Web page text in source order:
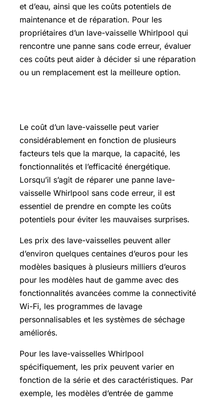
et d’eau, ainsi que les coûts potentiels de
maintenance et de réparation. Pour les
propriétaires d’un lave-vaisselle Whirlpool qui
rencontre une panne sans code erreur, évaluer
ces coûts peut aider à décider si une réparation
ou un remplacement est la meilleure option.
Le coût d’un lave-vaisselle peut varier
considérablement en fonction de plusieurs
facteurs tels que la marque, la capacité, les
fonctionnalités et l’efficacité énergétique.
Lorsqu’il s’agit de réparer une panne lave-
vaisselle Whirlpool sans code erreur, il est
essentiel de prendre en compte les coûts
potentiels pour éviter les mauvaises surprises.
Les prix des lave-vaisselles peuvent aller
d’environ quelques centaines d’euros pour les
modèles basiques à plusieurs milliers d’euros
pour les modèles haut de gamme avec des
fonctionnalités avancées comme la connectivité
Wi-Fi, les programmes de lavage
personnalisables et les systèmes de séchage
améliorés.
Pour les lave-vaisselles Whirlpool
spécifiquement, les prix peuvent varier en
fonction de la série et des caractéristiques. Par
exemple, les modèles d’entrée de gamme